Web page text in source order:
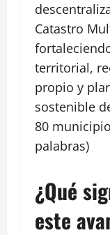
Catastro
territorial,
propio y
sostenible
80
palabras)
¿Qué
este